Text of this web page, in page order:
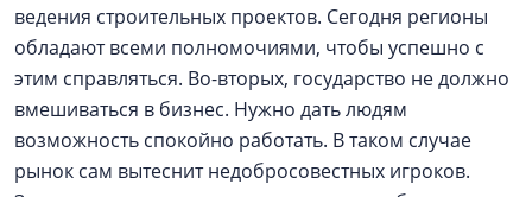
ведения строительных проектов. Сегодня регионы
обладают всеми полномочиями, чтобы успешно с
этим справляться. Во-вторых, государство не должно
вмешиваться в бизнес. Нужно дать людям
возможность спокойно работать. В таком случае
рынок сам вытеснит недобросовестных игроков.